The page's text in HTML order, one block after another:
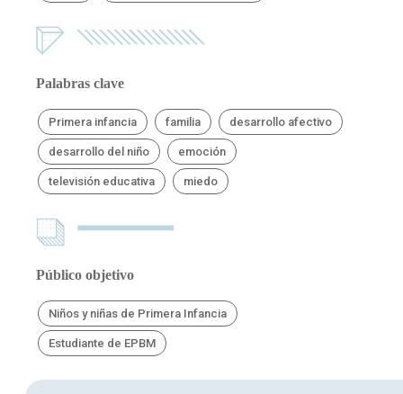
Palabras clave
Primera infancia familia desarrollo afectivo
desarrollo del niño emoción
televisión educativa miedo
Público objetivo
Niños y niñas de Primera Infancia
Estudiante de EPBM